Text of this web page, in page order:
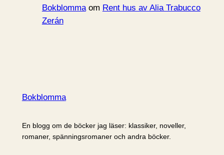
Bokblommaom Rent hus av Alia Trabucco
Zerán
Bokblomma
En blogg om de böcker jag läser: klassiker, noveller,
romaner, spänningsromaner och andra böcker.